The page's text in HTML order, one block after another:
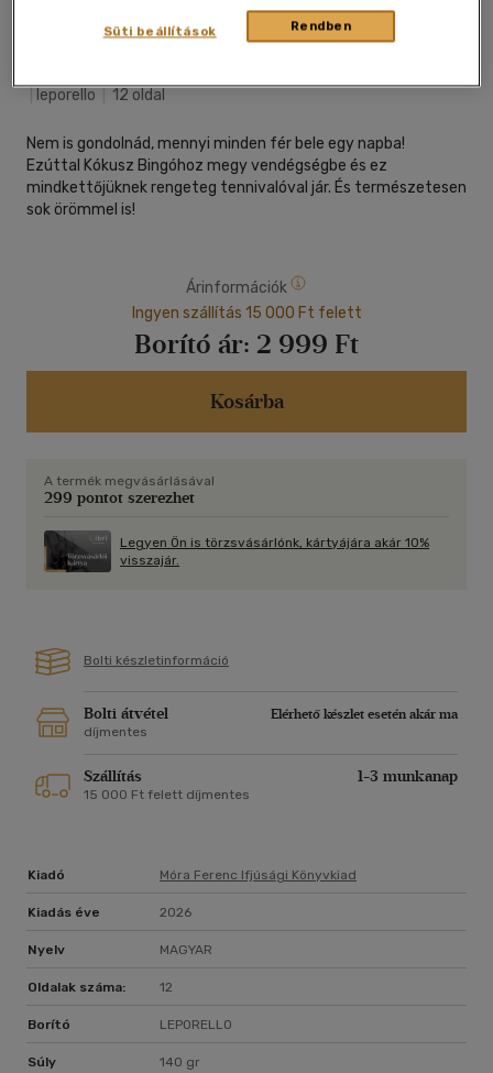
leporello 12 oldal
Nem is gondolnád, mennyi minden fér bele egy napba!
Ezúttal Kókusz Bingóhoz megy vendégségbe és ez
mindkettőjüknek rengeteg tennivalóval jár. És természetesen
sok örömmel is!
Árinformációk
Ingyen szállítás 15 000 Ft felett
Borító ár: 2 999 Ft
Kosárba
A termék megvásárlásával
299 pontot szerezhet
Legyen Ön is törzsvásárlónk, kártyájára akár 10%
visszajár.
Bolti készletinformáció
Bolti átvétel
Elérhető készlet esetén akár ma
díjmentes
Szállítás 1-3 munkanap
15 000 Ft felett díjmentes
Kiadó Móra Ferenc Ifjúsági Könyvkiad
Kiadás éve 2026
Nyelv MAGYAR
Oldalak száma: 12
Borító LEPORELLO
Súly 140 gr
Rendben
Süti beállítások